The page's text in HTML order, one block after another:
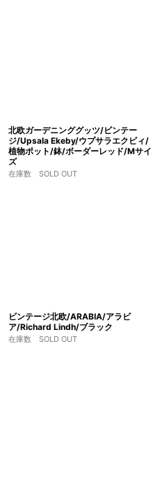
北欧ガーデニンググッツ/ビンテー
ジ/Upsala Ekeby/ウプサラエクビィ/
植物ポット/鉢/ボーダーレッド/Mサイ
ズ
在庫数 SOLD OUT
ビンテージ北欧/ARABIA/アラビ
ア/Richard Lindh/ブラック
在庫数 SOLD OUT